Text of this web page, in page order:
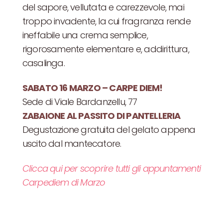
del sapore, vellutata e carezzevole, mai
troppo invadente, la cui fragranza rende
ineffabile una crema semplice,
rigorosamente elementare e, addirittura,
casalinga.
SABATO 16 MARZO – CARPE DIEM!
Sede di Viale Bardanzellu, 77
ZABAIONE AL PASSITO DI PANTELLERIA
Degustazione gratuita del gelato appena
uscito dal mantecatore.
Clicca qui per scoprire tutti gli appuntamenti
Carpediem di Marzo